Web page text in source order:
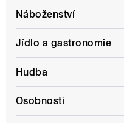
Náboženství
Jídlo a gastronomie
Hudba
Osobnosti